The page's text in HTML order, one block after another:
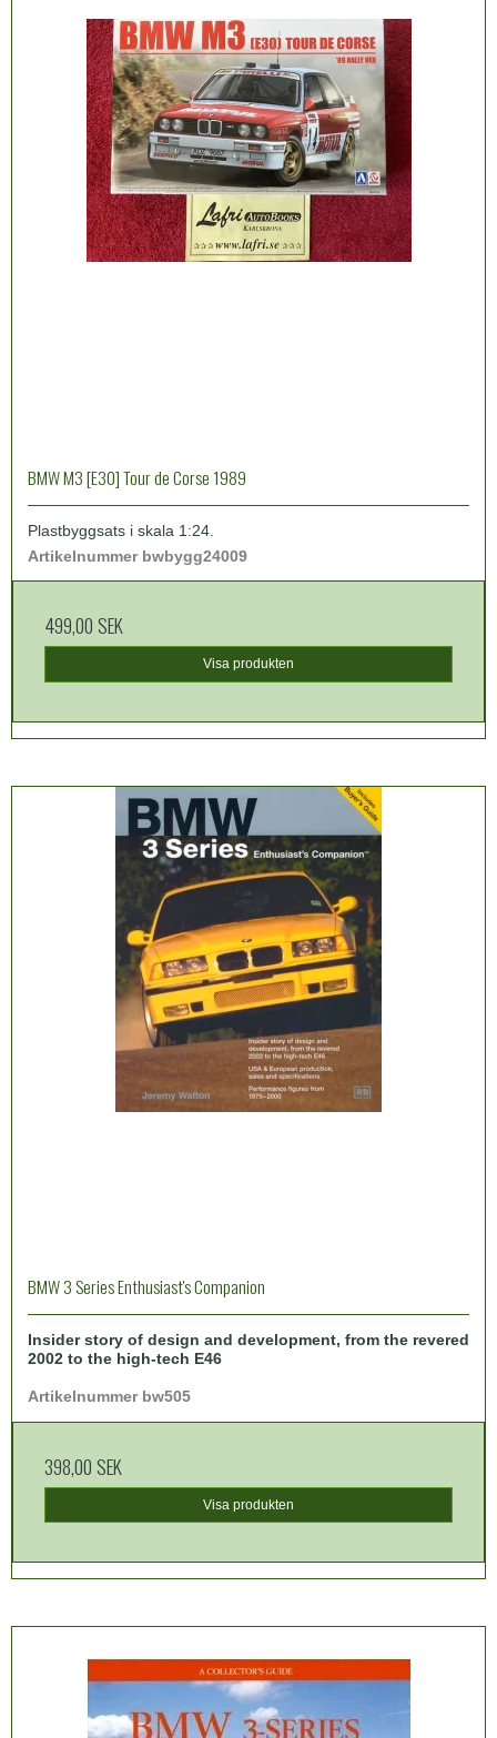
BMW M3 [E30] Tour de Corse 1989
Plastbyggsats i skala 1:24.
Artikelnummer bwbygg24009
499,00 SEK
Visa produkten
BMW 3 Series Enthusiast's Companion
Insider story of design and development, from the revered
2002 to the high-tech E46
Artikelnummer bw505
398,00 SEK
Visa produkten